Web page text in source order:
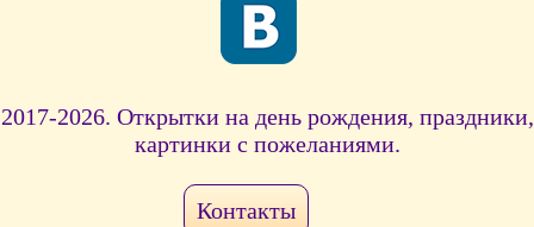
2017-2026. Открытки на день рождения, праздники,
картинки с пожеланиями.
Контакты